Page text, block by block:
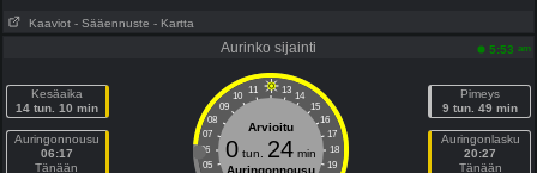
Kaaviot - Sääennuste - Kartta
Aurinko sijainti 5:53 am
Kesäaika
14 tun. 10 min
Auringonnousu
06:17
Tänään
11 13
10
14
09
15
08
16
07
17
06
18
05
19
Arvioitu
0tun. 24min
Auringonnousu
Pimeys
9 tun. 49 min
Auringonlasku
20:27
Tänään